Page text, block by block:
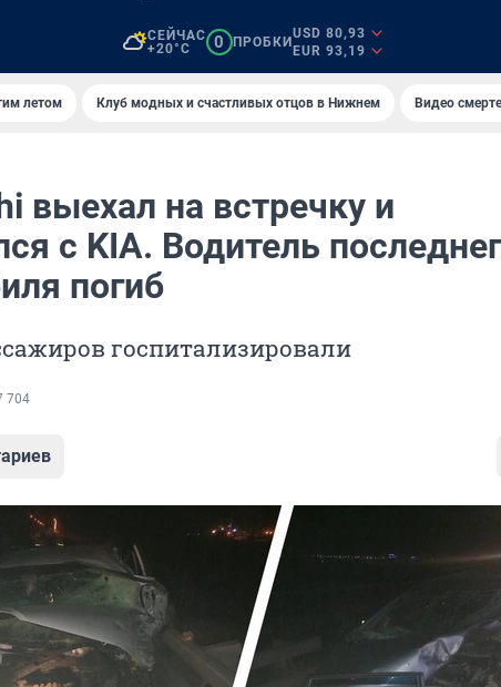
СЕЙЧАС
+20°C
0 ПРОБКИ
USD 80,93
EUR 93,19
летом Клуб модных и счастливых отцов в Нижнем Видео
выехал на встречку и
с KIA. Водитель
погиб
госпитализировали
704